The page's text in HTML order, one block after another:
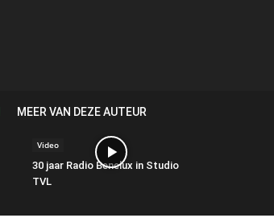
MEER VAN DEZE AUTEUR
Video
30 jaar Radio Benelux in Studio
TVL